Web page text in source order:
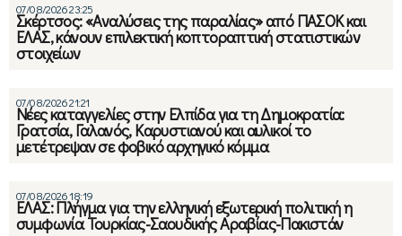
07/08/2026 23:25
Σκέρτσος: «Αναλύσεις της παραλίας» από ΠΑΣΟΚ και
ΕΛΑΣ, κάνουν επιλεκτική κοπτοραπτική στατιστικών
στοιχείων
07/08/2026 21:21
Νέες καταγγελίες στην Ελπίδα για τη Δημοκρατία:
Γρατσία, Γαλανός, Καρυστιανού και αυλικοί το
μετέτρεψαν σε φοβικό αρχηγικό κόμμα
07/08/2026 18:19
ΕΛΑΣ: Πλήγμα για την ελληνική εξωτερική πολιτική η
συμφωνία Τουρκίας-Σαουδικής Αραβίας-Πακιστάν